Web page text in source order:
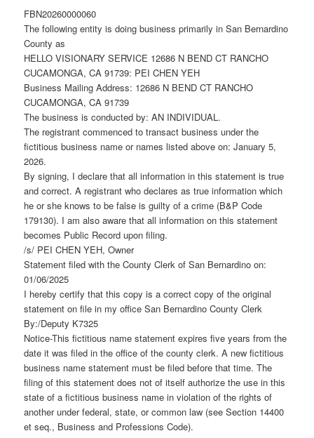
FBN20260000060
The following entity is doing business primarily in San Bernardino
County as
HELLO VISIONARY SERVICE 12686 N BEND CT RANCHO
CUCAMONGA, CA 91739: PEI CHEN YEH
Business Mailing Address: 12686 N BEND CT RANCHO
CUCAMONGA, CA 91739
The business is conducted by: AN INDIVIDUAL.
The registrant commenced to transact business under the
fictitious business name or names listed above on: January 5,
2026.
By signing, I declare that all information in this statement is true
and correct. A registrant who declares as true information which
he or she knows to be false is guilty of a crime (B&P Code
179130). I am also aware that all information on this statement
becomes Public Record upon filing.
/s/ PEI CHEN YEH, Owner
Statement filed with the County Clerk of San Bernardino on:
01/06/2025
I hereby certify that this copy is a correct copy of the original
statement on file in my office San Bernardino County Clerk
By:/Deputy K7325
Notice-This fictitious name statement expires five years from the
date it was filed in the office of the county clerk. A new fictitious
business name statement must be filed before that time. The
filing of this statement does not of itself authorize the use in this
state of a fictitious business name in violation of the rights of
another under federal, state, or common law (see Section 14400
et seq., Business and Professions Code).